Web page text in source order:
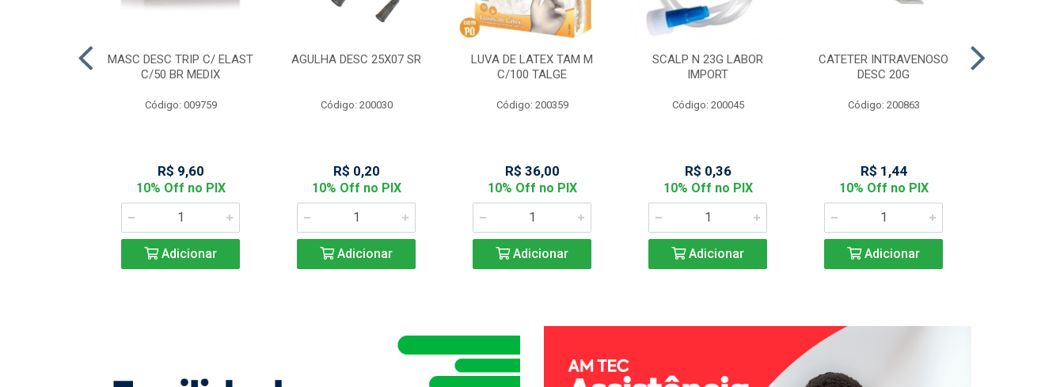
MASC DESC TRIP C/ ELAST
C/50 BR MEDIX
Código: 009759
R$ 9,60
10% Off no PIX
Adicionar
AGULHA DESC 25X07 SR
Código: 200030
R$ 0,20
10% Off no PIX
Adicionar
LUVA DE LATEX TAM M
C/100 TALGE
Código: 200359
R$ 36,00
10% Off no PIX
Adicionar
SCALP N 23G LABOR
IMPORT
Código: 200045
R$ 0,36
10% Off no PIX
Adicionar
CATETER INTRAVENOSO
DESC 20G
Código: 200863
R$ 1,44
10% Off no PIX
Adicionar